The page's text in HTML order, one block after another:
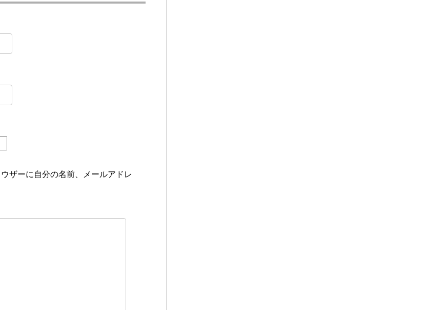
ザーに自分の名前、メールアドレ